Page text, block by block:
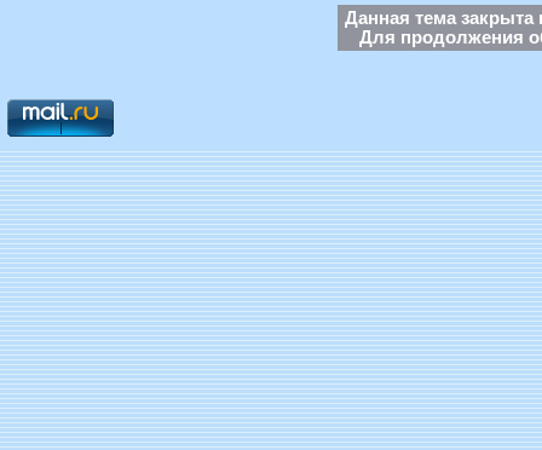
Данная тема закрыта
Для продолжения